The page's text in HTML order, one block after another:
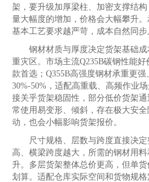
架，要升级加厚梁柱、加密支撑结
量大幅度的增加，价格会大幅攀升
基本工艺要求越严苛，成本自然同步
钢材材质与厚度决定货架基础成
重灾区。市场主流Q235B碳钢性能
款首选；Q355B高强度钢材承重更
30%-50%，适配高重载、高频作业
接关乎货架稳固性，部分低价货架
常使用易变形、倾斜，存在极大安
动，也会小幅影响货架报价。
尺寸规格、层数与跨度直接决定
高、横梁跨度越大，所需的钢材用
升。多层货架整体总价更高，但单
划算。适配仓库实际空间和货物规